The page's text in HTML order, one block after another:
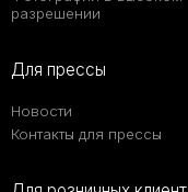
разрешении
Для прессы
Новости
Контакты для прессы